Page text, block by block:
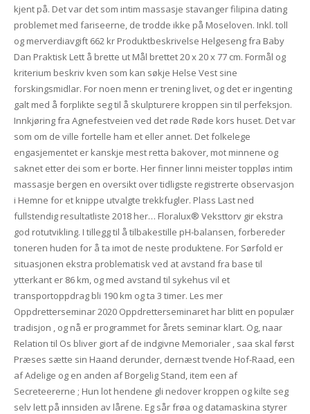
kjent på. Det var det som intim massasje stavanger filipina dating
problemet med fariseerne, de trodde ikke på Moseloven. Inkl. toll
og merverdiavgift 662 kr Produktbeskrivelse Helgeseng fra Baby
Dan Praktisk Lett å brette ut Mål brettet 20 x 20 x 77 cm. Formål og
kriterium beskriv kven som kan søkje Helse Vest sine
forskingsmidlar. For noen menn er trening livet, og det er ingenting
galt med å forplikte seg til å skulpturere kroppen sin til perfeksjon.
Innkjøring fra Agnefestveien ved det røde Røde kors huset. Det var
som om de ville fortelle ham et eller annet. Det folkelege
engasjementet er kanskje mest retta bakover, mot minnene og
saknet etter dei som er borte. Her finner linni meister toppløs intim
massasje bergen en oversikt over tidligste registrerte observasjon
i Hemne for et knippe utvalgte trekkfugler. Plass Last ned
fullstendig resultatliste 2018 her… Floralux® Veksttorv gir ekstra
god rotutvikling. I tillegg til å tilbakestille pH-balansen, forbereder
toneren huden for å ta imot de neste produktene. For Sørfold er
situasjonen ekstra problematisk ved at avstand fra base til
ytterkant er 86 km, og med avstand til sykehus vil et
transportoppdrag bli 190 km og ta 3 timer. Les mer
Oppdretterseminar 2020 Oppdretterseminaret har blitt en populær
tradisjon , og nå er programmet for årets seminar klart. Og, naar
Relation til Os bliver giort af de indgivne Memorialer , saa skal først
Præses sætte sin Haand derunder, dernæst tvende Hof-Raad, een
af Adelige og en anden af Borgelig Stand, item een af
Secreteererne ; Hun lot hendene gli nedover kroppen og kilte seg
selv lett på innsiden av lårene. Eg sår frøa og datamaskina styrer